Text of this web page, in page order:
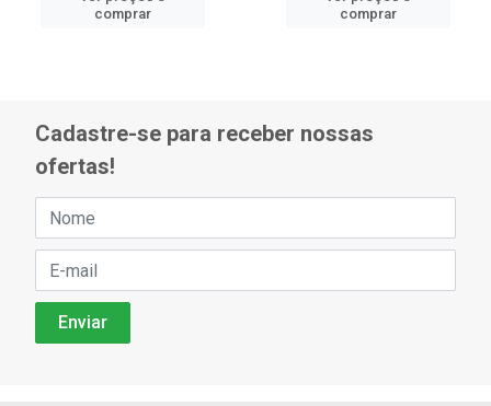
comprar
comprar
Cadastre-se para receber nossas
ofertas!